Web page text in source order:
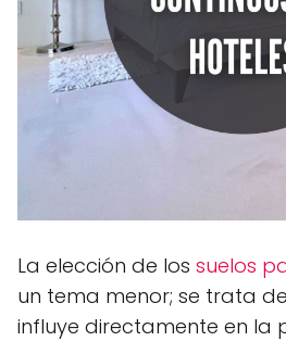
La elección de los suelos
un tema menor; se trata
influye directamente en la